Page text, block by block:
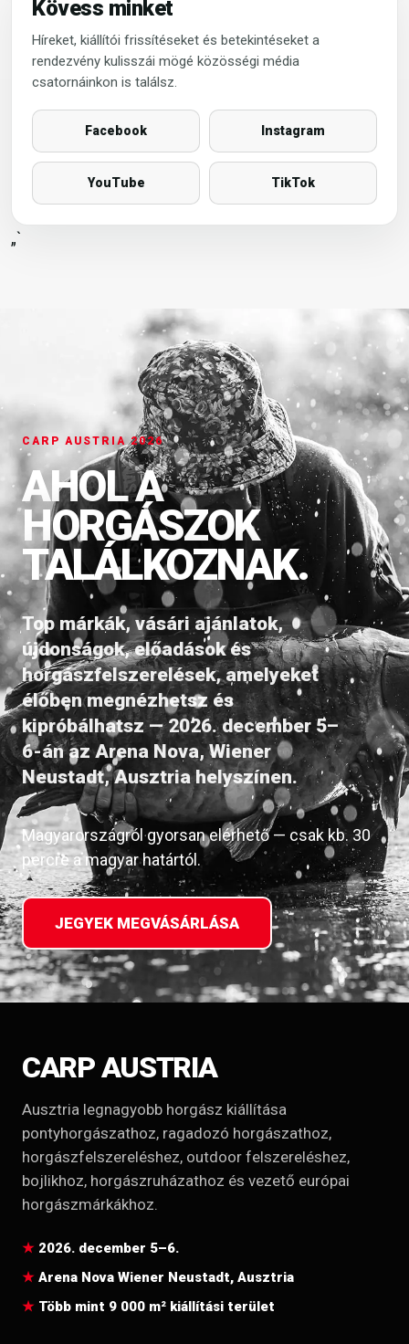
Kövess minket
Híreket, kiállítói frissítéseket és betekintéseket a
rendezvény kulisszái mögé közösségi média
csatornáinkon is találsz.
Facebook Instagram
YouTube TikTok
„`
CARP AUSTRIA 2026
AHOL A
HORGÁSZOK
TALÁLKOZNAK.
Top márkák, vásári ajánlatok,
újdonságok, előadások és
horgászfelszerelések, amelyeket
élőben megnézhetsz és
kipróbálhatsz — 2026. december 5–
6-án az Arena Nova, Wiener
Neustadt, Ausztria helyszínen.
Magyarországról gyorsan elérhető — csak kb. 30
percre a magyar határtól.
JEGYEK MEGVÁSÁRLÁSA
CARP AUSTRIA
Ausztria legnagyobb horgász kiállítása
pontyhorgászathoz, ragadozó horgászathoz,
horgászfelszereléshez, outdoor felszereléshez,
bojlikhoz, horgászruházathoz és vezető európai
horgászmárkákhoz.
2026. december 5–6.
Arena Nova Wiener Neustadt, Ausztria
Több mint 9 000 m² kiállítási terület